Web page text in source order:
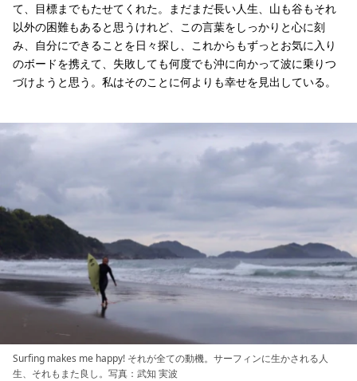
て、目標までもたせてくれた。まだまだ長い人生、山も谷もそれ
以外の困難もあると思うけれど、この言葉をしっかりと心に刻
み、自分にできることを日々探し、これからもずっとお気に入り
のボードを携えて、失敗しても何度でも沖に向かって波に乗りつ
づけようと思う。私はそのことに何よりも幸せを見出している。
Surfing makes me happy! それが全ての動機。サーフィンに生かされる人
生、それもまた良し。写真：武知 実波